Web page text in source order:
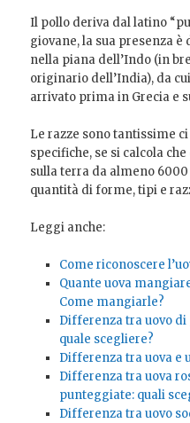
Il pollo deriva dal latino
giovane, la sua presenza
nella piana dell’Indo (in
originario dell’India), da
arrivato prima in Grecia e
Le razze sono tantissime
specifiche, se si calcola
sulla terra da almeno
quantità di forme, tipi e
Leggi anche:
Come riconoscere
Quante uova
Come mangiarle?
Differenza tra uovo di
quale scegliere?
Differenza tra uova e
Differenza tra uova
punteggiate: quali
Differenza tra uovo